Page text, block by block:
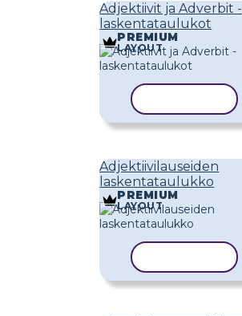
Adjektiivit ja Adverbit -
laskentataulukot
PREMIUM
LAYOUT
Adjektiivilauseiden
laskentataulukko
PREMIUM
LAYOUT